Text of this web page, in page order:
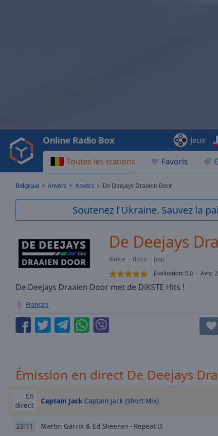
Video
Play
Backward
Skip
Current
Loaded:
TypeLIVE
live,
currently
behind
LIVE
Remaining
Playback
Toutes les stations Favoris
Online Radio Box Jeux
Belgique Anvers Anvers De Deejays Draaien Door
Soutenez l'Ukraine. Sauvez la
De Deejays
dance disco
pop
Évaluation: 5.0 Avis:2
De Deejays Draaien Door met de DiKSTE Hits !
Français
Émission en direct De Deejays
En
direct
Captain Jack Captain Jack (Short Mix)
23:11 Martin Garrix & Ed Sheeran - Repeat It